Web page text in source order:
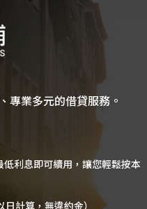
專業多元的借貸服務。
利息即可續用，讓您輕鬆按本
計算，無違約金）